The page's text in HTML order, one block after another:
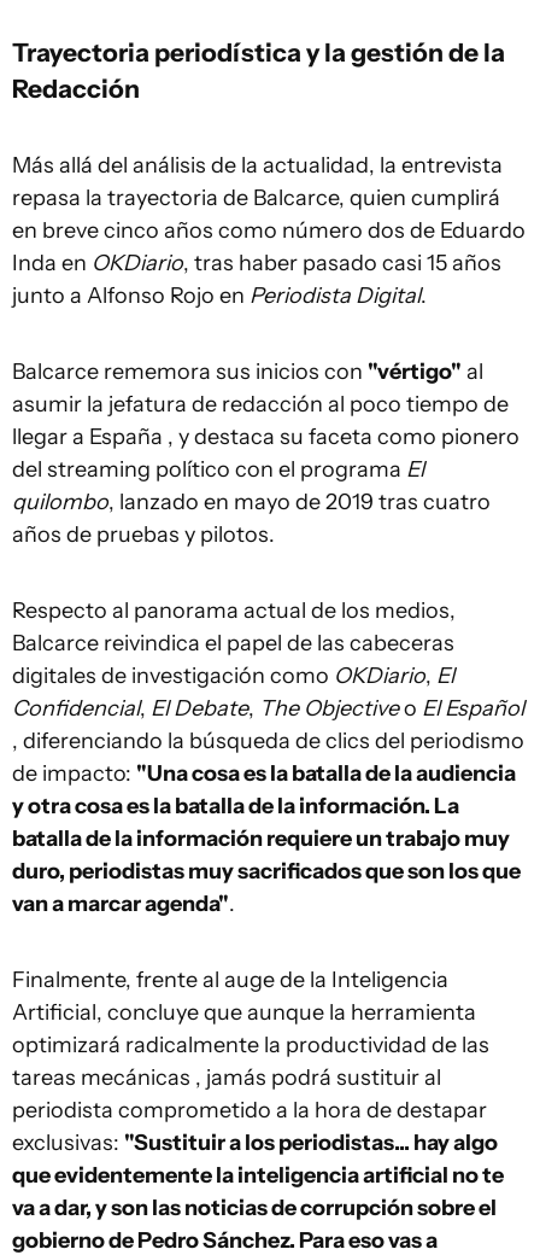
Trayectoria periodística y la gestión de la
Redacción
Más allá del análisis de la actualidad, la entrevista
repasa la trayectoria de Balcarce, quien cumplirá
en breve cinco años como número dos de Eduardo
Inda en OKDiario, tras haber pasado casi 15 años
junto a Alfonso Rojo en Periodista Digital.
Balcarce rememora sus inicios con "vértigo" al
asumir la jefatura de redacción al poco tiempo de
llegar a España , y destaca su faceta como pionero
del streaming político con el programa El
quilombo, lanzado en mayo de 2019 tras cuatro
años de pruebas y pilotos.
Respecto al panorama actual de los medios,
Balcarce reivindica el papel de las cabeceras
digitales de investigación como OKDiario, El
Confidencial, El Debate, The Objectiveo El Español
, diferenciando la búsqueda de clics del periodismo
de impacto: "Una cosa es la batalla de la audiencia
y otra cosa es la batalla de la información. La
batalla de la información requiere un trabajo muy
duro, periodistas muy sacrificados que son los que
van a marcar agenda".
Finalmente, frente al auge de la Inteligencia
Artificial, concluye que aunque la herramienta
optimizará radicalmente la productividad de las
tareas mecánicas , jamás podrá sustituir al
periodista comprometido a la hora de destapar
exclusivas: "Sustituir a los periodistas... hay algo
que evidentemente la inteligencia artificial no te
va a dar, y son las noticias de corrupción sobre el
gobierno de Pedro Sánchez. Para eso vas a